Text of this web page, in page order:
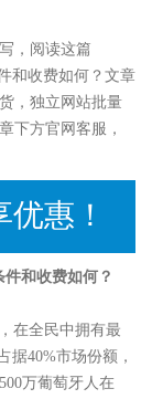
，阅读这篇
和收费如何？文章
，独立网站批量
下方官网客服，
惠！
和收费如何？
在全民中拥有最
据40%市场份额，
万葡萄牙人在